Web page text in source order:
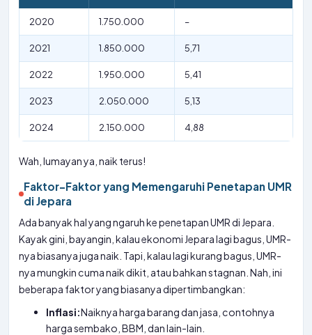
2020 1.750.000 –
2021 1.850.000 5,71
2022 1.950.000 5,41
2023 2.050.000 5,13
2024 2.150.000 4,88
Wah, lumayan ya, naik terus!
Faktor-Faktor yang Memengaruhi Penetapan UMR
di Jepara
Ada banyak hal yang ngaruh ke penetapan UMR di Jepara.
Kayak gini, bayangin, kalau ekonomi Jepara lagi bagus, UMR-
nya biasanya juga naik. Tapi, kalau lagi kurang bagus, UMR-
nya mungkin cuma naik dikit, atau bahkan stagnan. Nah, ini
beberapa faktor yang biasanya dipertimbangkan:
Inflasi:Naiknya harga barang dan jasa, contohnya
harga sembako, BBM, dan lain-lain.